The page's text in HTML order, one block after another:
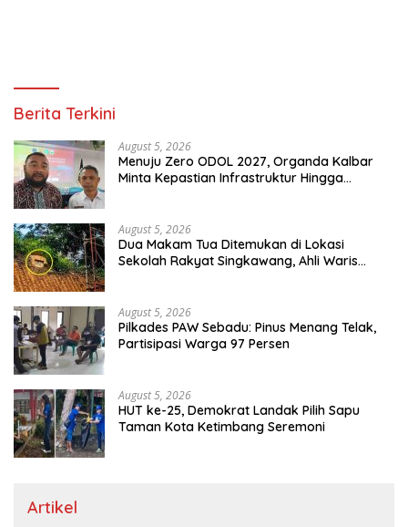
Berita Terkini
August 5, 2026
Menuju Zero ODOL 2027, Organda Kalbar
Minta Kepastian Infrastruktur Hingga
August 5, 2026
Dua Makam Tua Ditemukan di Lokasi
Sekolah Rakyat Singkawang, Ahli Waris
August 5, 2026
Pilkades PAW Sebadu: Pinus Menang Telak,
Partisipasi Warga 97 Persen
August 5, 2026
HUT ke-25, Demokrat Landak Pilih Sapu
Taman Kota Ketimbang Seremoni
Artikel